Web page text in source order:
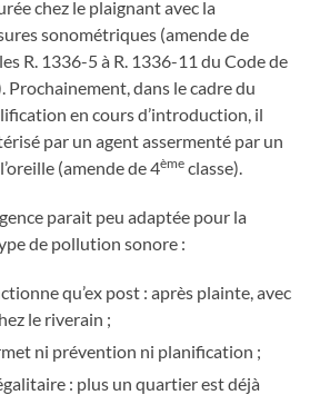
chez le plaignant avec la
sonométriques (amende de
R. 1336-5 à R. 1336-11 du Code de
Prochainement, dans le cadre du
en cours d’introduction, il
par un agent assermenté par un
(amende de 4ème classe).
parait peu adaptée pour la
de pollution sonore :
qu’ex post : après plainte, avec
le riverain ;
ni prévention ni planification ;
: plus un quartier est déjà